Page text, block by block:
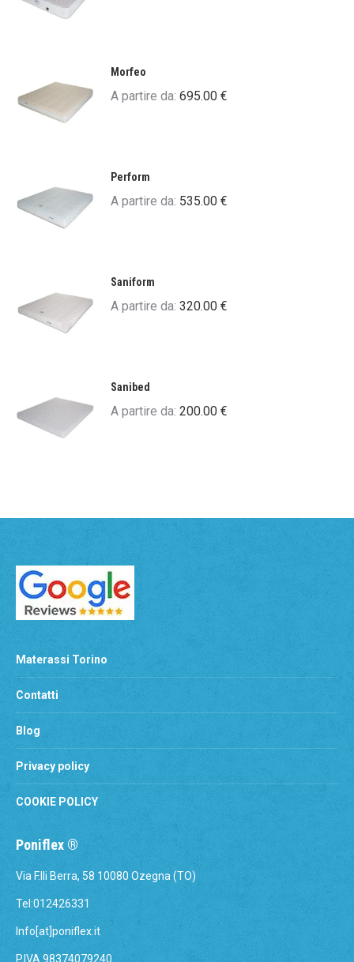
Morfeo
A partire da: 695.00 €
Perform
A partire da: 535.00 €
Saniform
A partire da: 320.00 €
Sanibed
A partire da: 200.00 €
Materassi Torino
Contatti
Blog
Privacy policy
COOKIE POLICY
Poniflex ®
Via F.lli Berra, 58 10080 Ozegna (TO)
Tel:012426331
Info[at]poniflex.it
P.IVA 98374079240